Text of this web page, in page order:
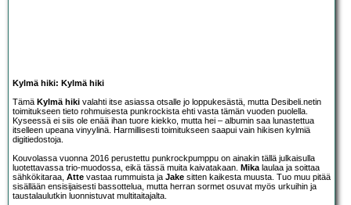
Kylmä hiki: Kylmä hiki
Tämä Kylmä hiki valahti itse asiassa otsalle jo loppukesästä, mutta Desibeli.netin
toimitukseen tieto rohmuisesta punkrockista ehti vasta tämän vuoden puolella.
Kyseessä ei siis ole enää ihan tuore kiekko, mutta hei – albumin saa lunastettua
itselleen upeana vinyylinä. Harmillisesti toimitukseen saapui vain hikisen kylmiä
digitiedostoja.
Kouvolassa vuonna 2016 perustettu punkrockpumppu on ainakin tällä julkaisulla
luotettavassa trio-muodossa, eikä tässä muita kaivatakaan. Mika laulaa ja soittaa
sähkökitaraa, Atte vastaa rummuista ja Jake sitten kaikesta muusta. Tuo muu pitää
sisällään ensisijaisesti bassottelua, mutta herran sormet osuvat myös urkuihin ja
taustalaulutkin luonnistuvat multitaitajalta.